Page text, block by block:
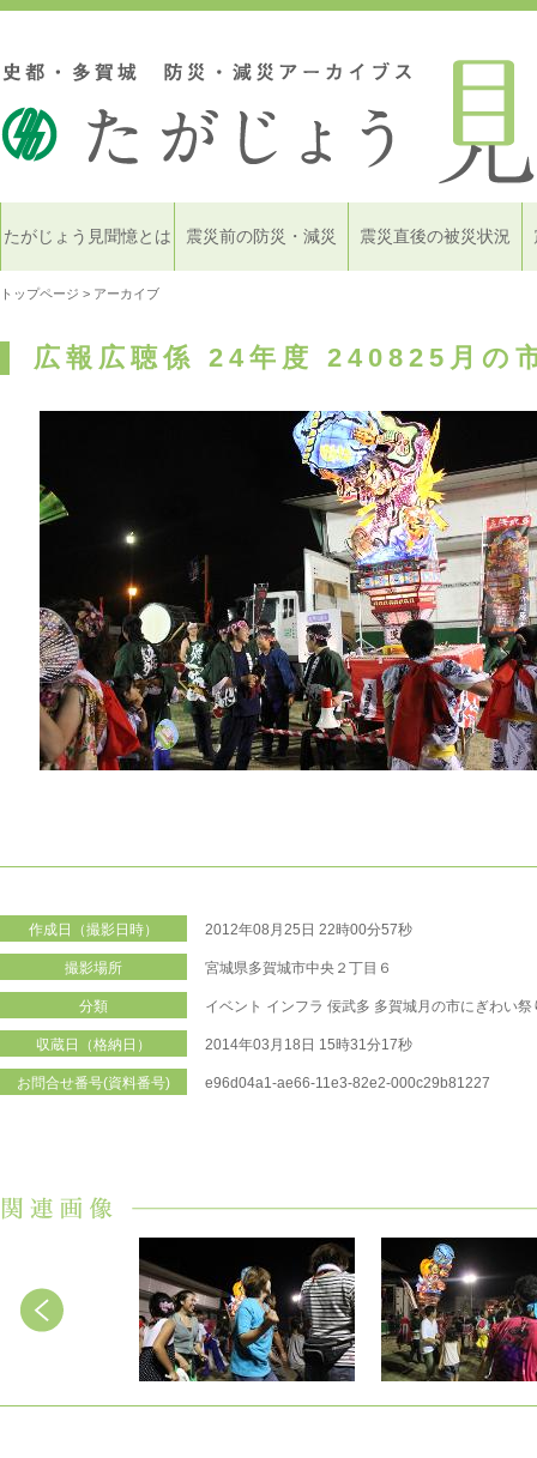
たがじょう見聞憶とは 震災前の防災・減災 震災直後の被災状況
トップページ > アーカイブ
広報広聴係 24年度 240825月の
作成日（撮影日時） 2012年08月25日 22時00分57秒
撮影場所 宮城県多賀城市中央２丁目６
分類 イベント インフラ 佞武多 多賀城月の市にぎわい祭
収蔵日（格納日） 2014年03月18日 15時31分17秒
お問合せ番号(資料番号) e96d04a1-ae66-11e3-82e2-000c29b81227